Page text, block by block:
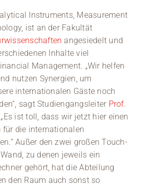
Instruments, Measurement
ist an der Fakultät
angesiedelt und
Inhalte viel
Management. „Wir helfen
nutzen Synergien, um
internationalen Gäste noch
sagt Studiengangsleiter Prof.
ist toll, dass wir jetzt hier einen
für die internationalen
Außer den zwei großen Touch-
zu denen jeweils ein
gehört, hat die Abteilung
den Raum auch sonst so